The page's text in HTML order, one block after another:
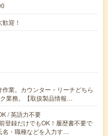
迎！
業。カウンター・リーチどちら
業務。【取扱製品情報…
/ 英語力不要
登録だけでもOK！履歴書不要で
・職種などを入力す…